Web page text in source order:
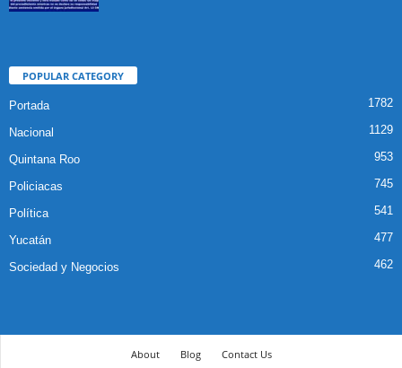
POPULAR CATEGORY
Portada 1782
Nacional 1129
Quintana Roo 953
Policiacas 745
Política 541
Yucatán 477
Sociedad y Negocios 462
About Blog Contact Us